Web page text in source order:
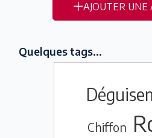
AJOUTER UNE
Quelques tags...
Chiffon